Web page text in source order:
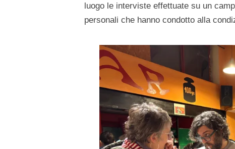
luogo le interviste effettuate su un
personali che hanno condotto alla